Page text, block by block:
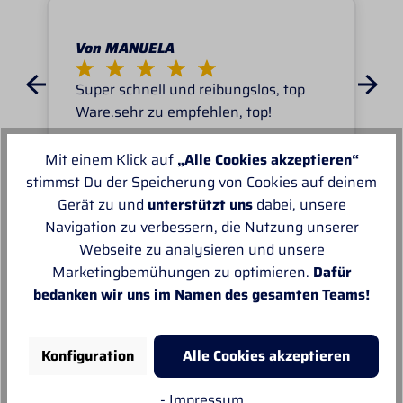
Von MANUELA
Super schnell und reibungslos, top
Ware.sehr zu empfehlen, top!
Unsere Empfehlungen
Mit einem Klick auf „Alle Cookies akzeptieren“
stimmst Du der Speicherung von Cookies auf deinem
Gerät zu und unterstützt unsdabei, unsere
Navigation zu verbessern, die Nutzung unserer
Webseite zu analysieren und unsere
Marketingbemühungen zu optimieren. Dafür
bedanken wir uns im Namen des gesamten Teams!
Konfiguration
Alle Cookies akzeptieren